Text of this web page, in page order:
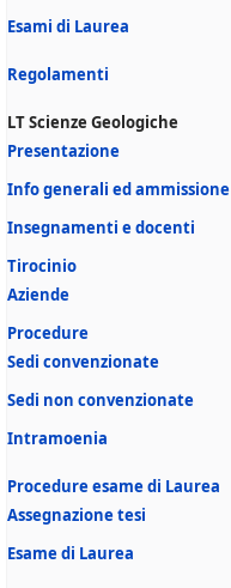
Esami di Laurea
Regolamenti
LT Scienze Geologiche
Presentazione
Info generali ed ammissione
Insegnamenti e docenti
Tirocinio
Aziende
Procedure
Sedi convenzionate
Sedi non convenzionate
Intramoenia
Procedure esame di Laurea
Assegnazione tesi
Esame di Laurea